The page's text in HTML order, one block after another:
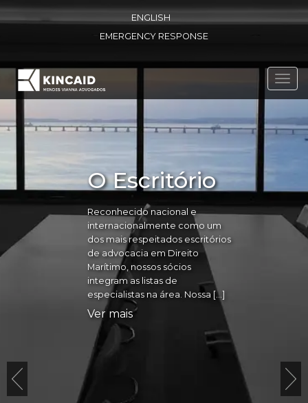
ENGLISH
EMERGENCY RESPONSE
O Escritório
Reconhecido nacional e
internacionalmente como um
dos mais respeitados escritórios
de advocacia em Direito
Marítimo, nossos sócios
integram as listas de
especialistas na área. Nossa […]
Ver mais